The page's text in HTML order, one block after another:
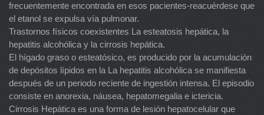
frecuentemente encontrada en esos pacientes-reacuérdese que
el etanol se expulsa vía pulmonar.
Trastornos físicos coexistentes La esteatosis hepática, la
hepatitis alcohólica y la cirrosis hepática.
El hígado graso o esteatósico, es producido por la acumulación
de depósitos lípidos en la La hepatitis alcohólica se manifiesta
después de un periodo reciente de ingestión intensa. El episodio
consiste en anorexia, náusea, hepatomegalia e ictericia.
Cirrosis Hepática es una forma de lesión hepatocelular que